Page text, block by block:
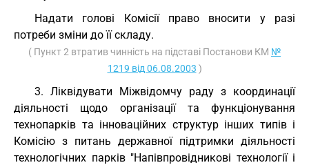
Надати голові Комісії право вносити у разі
потреби зміни до її складу.
( Пункт 2 втратив чинність на підставі Постанови КМ №
1219 від 06.08.2003 )
3. Ліквідувати Міжвідомчу раду з координації
діяльності щодо організації та функціонування
технопарків та інноваційних структур інших типів і
Комісію з питань державної підтримки діяльності
технологічних парків "Напівпровідникові технології і